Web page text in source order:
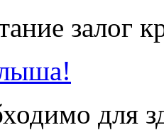
залог
для